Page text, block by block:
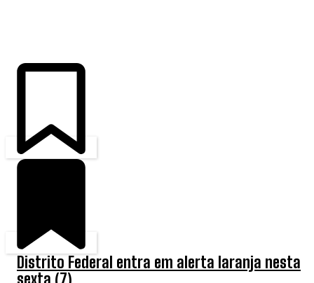
Distrito Federal entra em alerta laranja nesta